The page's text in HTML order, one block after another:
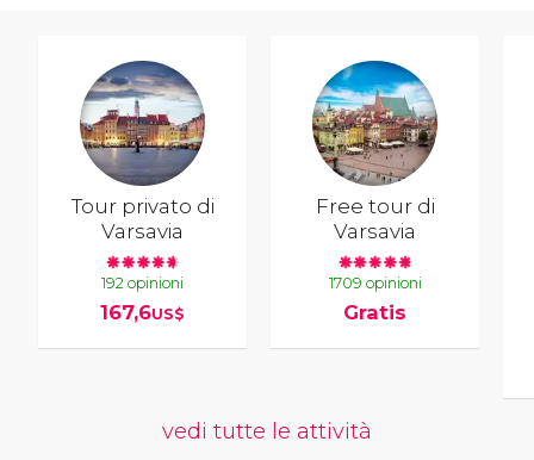
Tour privato di
Varsavia
192 opinioni
167,6US$
Free tour di
Varsavia
1709 opinioni
Gratis
vedi tutte le attività